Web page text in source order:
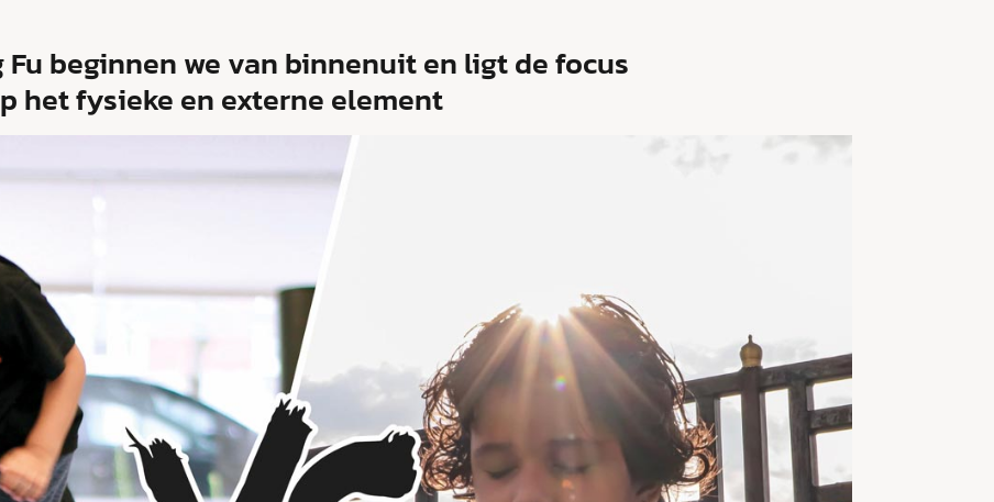
Fu beginnen we van binnenuit en ligt de focus
het fysieke en externe element